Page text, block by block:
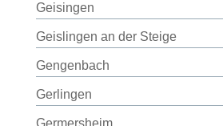
Geisingen
Geislingen an der Steige
Gengenbach
Gerlingen
Germersheim